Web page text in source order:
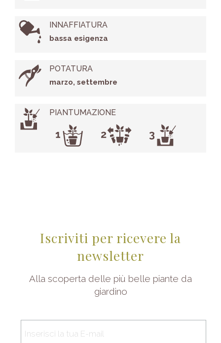
INNAFFIATURA
bassa esigenza
POTATURA
marzo, settembre
PIANTUMAZIONE
Iscriviti per ricevere la
newsletter
Alla scoperta delle più belle piante da
giardino